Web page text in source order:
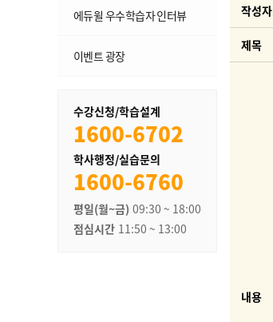
에듀윌 우수학습자 인터뷰
이벤트 광장
수강신청/학습설계
1600-6702
학사행정/실습문의
1600-6760
평일(월~금) 09:30 ~ 18:00
점심시간 11:50 ~ 13:00
작성자
제목
내용